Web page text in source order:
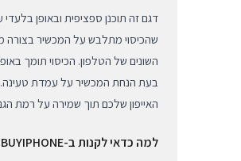
שהכיסוי מתלבש על המכשיר בצורה
בעת הנחת המכשיר על עמדת טעינה.
האייפון שלכם תוך שמירה על רמת
למה כדאי לקנות ב-BUYIPHONE